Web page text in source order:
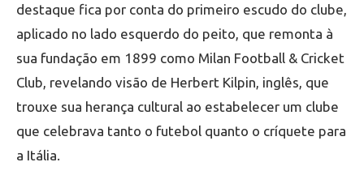
destaque fica por conta do primeiro escudo do clube,
aplicado no lado esquerdo do peito, que remonta à
sua fundação em 1899 como Milan Football & Cricket
Club, revelando visão de Herbert Kilpin, inglês, que
trouxe sua herança cultural ao estabelecer um clube
que celebrava tanto o futebol quanto o críquete para
a Itália.